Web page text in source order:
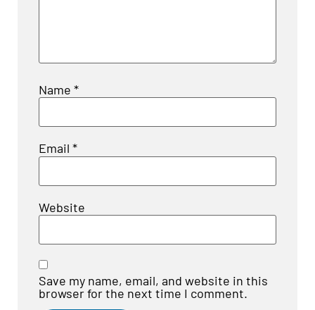
Name *
Email *
Website
Save my name, email, and website in this
browser for the next time I comment.